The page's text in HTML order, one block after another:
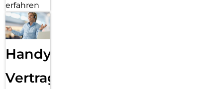
erfahren
Handy
Vertragsabwicklung